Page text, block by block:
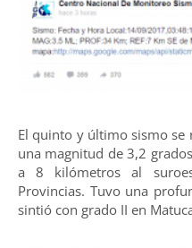
El quinto y último sismo se
una magnitud de 3,2
a 8 kilómetros al
Provincias. Tuvo una
sintió con grado II en